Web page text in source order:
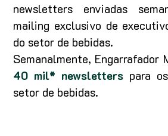
newsletters enviadas
mailing exclusivo de
do setor de bebidas.
Semanalmente, Engarrafador
40 mil* newsletters para
setor de bebidas.